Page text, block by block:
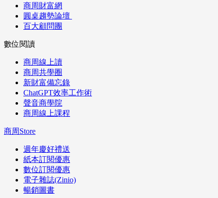
商周財富網
圓桌趨勢論壇
百大顧問團
數位閱讀
商周線上讀
商周共學圈
新財富備忘錄
ChatGPT效率工作術
聲音商學院
商周線上課程
商周Store
週年慶好禮送
紙本訂閱優惠
數位訂閱優惠
電子雜誌(Zinio)
暢銷圖書